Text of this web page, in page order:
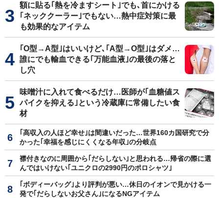
額に貼る｢熱を冷ますシート｣でも､首にかける
｢ネッククーラー｣でもない…熱中症対策に最
も効果的なアイテム
｢O型→A型｣はいいけど､｢A型→O型｣はダメ…
誰にでも輸血できる｢万能血液｣の最後の落と
し穴
味噌汁に入れて食べるだけ…医師が｢血糖値ス
パイクを抑える｣という冷蔵庫に常備したい食
材
｢高収入の人ほど幸せ｣は間違いだった…世界160カ国研究で分
かった｢幸福を感じにくくなる年収｣の分岐点
襟付きなのに周囲から｢だらしない｣と思われる…帰省の際に選
んではいけない｢ユニクロの2990円のポロシャツ｣
｢ボディーバッグ｣より評判が悪い…休日のイオンで見かける一
発で｢だらしないお父さん｣になるNGアイテム